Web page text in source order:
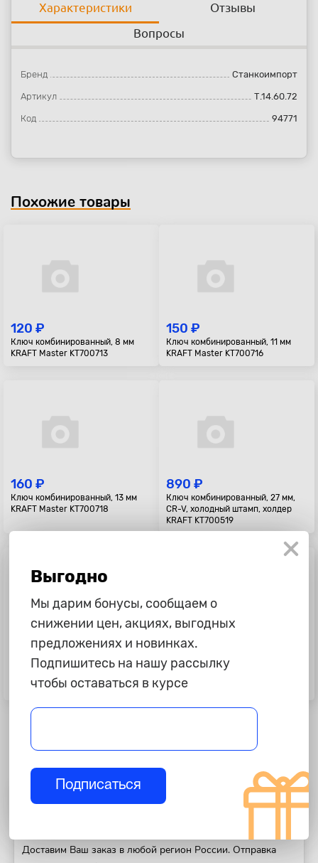
Характеристики
Отзывы
Вопросы
Бренд Станкоимпорт
Артикул Т.14.60.72
Код 94771
Похожие товары
120 ₽
Ключ комбинированный, 8 мм
KRAFT Master KT700713
150 ₽
Ключ комбинированный, 11 мм
KRAFT Master KT700716
160 ₽
Ключ комбинированный, 13 мм
KRAFT Master KT700718
890 ₽
Ключ комбинированный, 27 мм,
CR-V, холодный штамп, холдер
KRAFT KT700519
350 ₽
Ключ комбинированный, 19 x 19
мм KRAFT KT 700513
450 ₽
Ключ комбинированный, 21 мм,
KRAFT KT700515
Полезная информация
Доставим Ваш заказ в любой регион России. Отправка
Выгодно
Мы дарим бонусы, сообщаем о
снижении цен, акциях, выгодных
предложениях и новинках.
Подпишитесь на нашу рассылку
чтобы оставаться в курсе
Подписаться